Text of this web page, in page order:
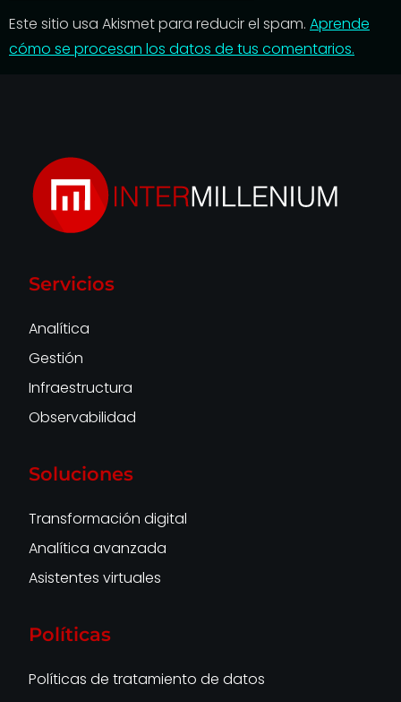
Este sitio usa Akismet para reducir el spam. Aprende
cómo se procesan los datos de tus comentarios.
Servicios
Analítica
Gestión
Infraestructura
Observabilidad
Soluciones
Transformación digital
Analítica avanzada
Asistentes virtuales
Políticas
Políticas de tratamiento de datos